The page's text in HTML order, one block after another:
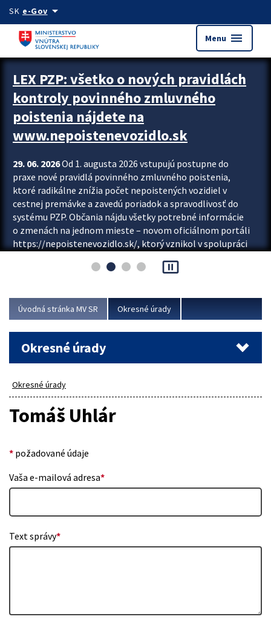
Preskocit na hlavný obsah
SK e-Govarrow_drop_down
Menu menu
Zastavit automatický posun upútavok
LEX PZP: všetko o nových pravidlách
kontroly povinného zmluvného
poistenia nájdete na
www.nepoistenevozidlo.sk
29. 06. 2026Od 1. augusta 2026 vstupujú postupne do
praxe nové pravidlá povinného zmluvného poistenia,
ktoré radikálne znížia počet nepoistených vozidiel v
cestnej premávke a zavedú poriadok a spravodlivosť do
systému PZP. Občania nájdu všetky potrebné informácie
o zmenách na jednom mieste – novom oficiálnom portáli
https://nepoistenevozidlo.sk/, ktorý vznikol v spolupráci
asociácie poisťovní (SLASPO) a Ministerstva vnútra SR.
Viac
pause_presentation
Úvodná stránka MV SR Okresné úrady
Okresné úrady
Okresné úrady
Tomáš Uhlár
* požadované údaje
Vaša e-mailová adresa*
Text správy*